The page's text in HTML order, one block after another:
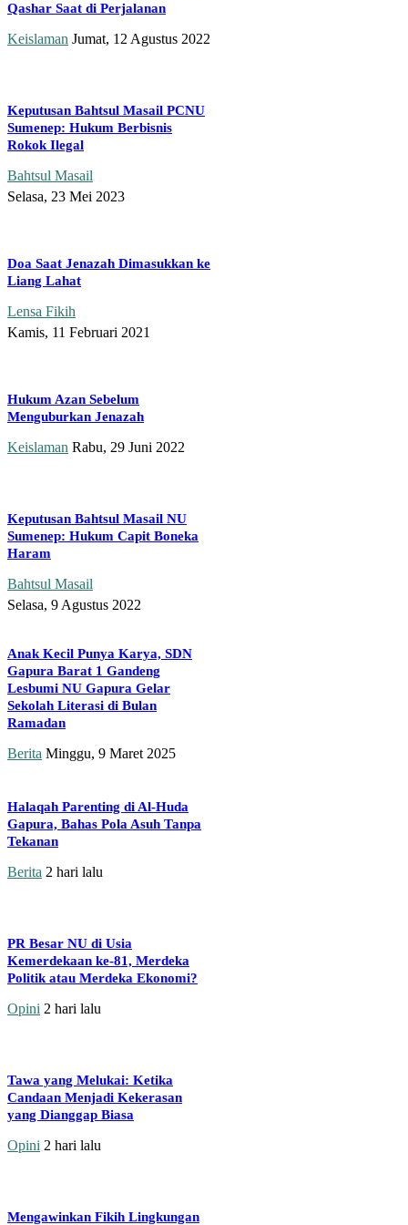
Qashar Saat di Perjalanan
Keislaman Jumat, 12 Agustus 2022
Keputusan Bahtsul Masail PCNU
Sumenep: Hukum Berbisnis
Rokok Ilegal
Bahtsul Masail
Selasa, 23 Mei 2023
Doa Saat Jenazah Dimasukkan ke
Liang Lahat
Lensa Fikih
Kamis, 11 Februari 2021
Hukum Azan Sebelum
Menguburkan Jenazah
Keislaman Rabu, 29 Juni 2022
Keputusan Bahtsul Masail NU
Sumenep: Hukum Capit Boneka
Haram
Bahtsul Masail
Selasa, 9 Agustus 2022
Anak Kecil Punya Karya, SDN
Gapura Barat 1 Gandeng
Lesbumi NU Gapura Gelar
Sekolah Literasi di Bulan
Ramadan
Berita Minggu, 9 Maret 2025
Halaqah Parenting di Al-Huda
Gapura, Bahas Pola Asuh Tanpa
Tekanan
Berita 2 hari lalu
PR Besar NU di Usia
Kemerdekaan ke-81, Merdeka
Politik atau Merdeka Ekonomi?
Opini 2 hari lalu
Tawa yang Melukai: Ketika
Candaan Menjadi Kekerasan
yang Dianggap Biasa
Opini 2 hari lalu
Mengawinkan Fikih Lingkungan